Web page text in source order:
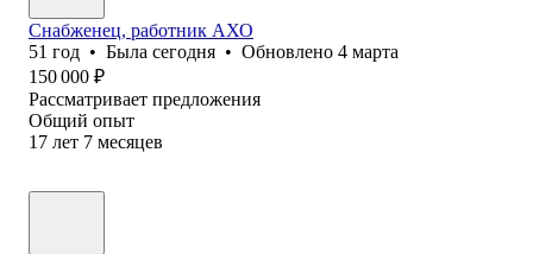
Снабженец, работник АХО
51 год • Была сегодня • Обновлено 4 марта
150 000 ₽
Рассматривает предложения
Общий опыт
17 лет 7 месяцев